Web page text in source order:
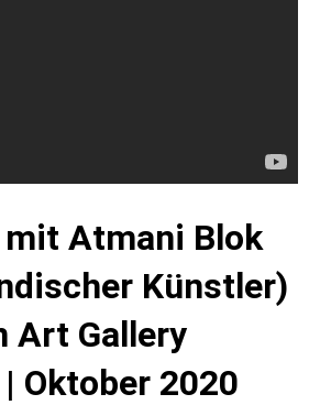
Atmani Blok
Künstler)
Art Gallery
Oktober 2020